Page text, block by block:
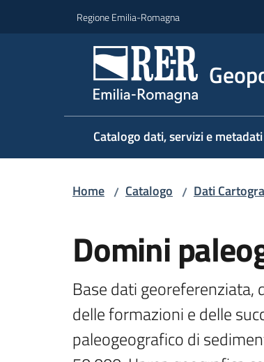
Regione Emilia-Romagna
Catalogo dati, servizi e metadati
Home / Catalogo / Dati
Domini
Base dati
delle formazioni e delle
paleogeografico di